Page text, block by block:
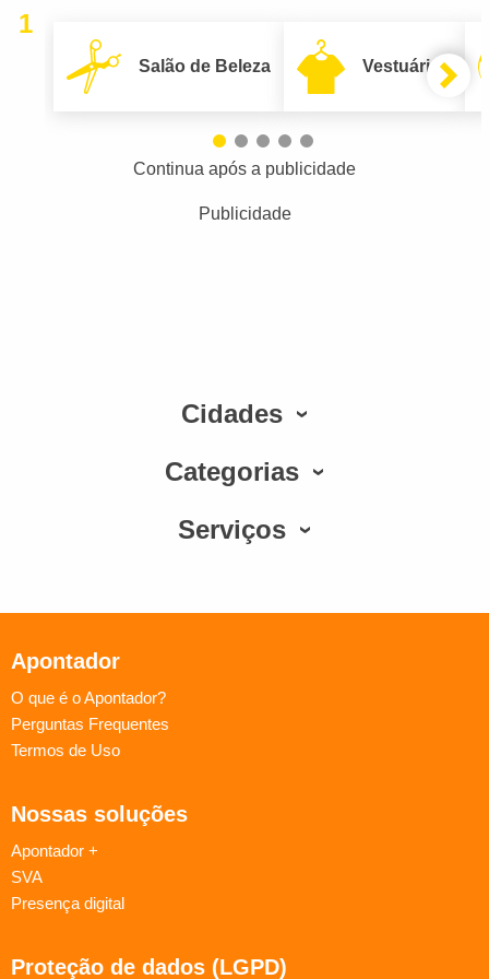
1
Salão de Beleza Vestuário
Continua após a publicidade
Publicidade
Cidades
Categorias
Serviços
Apontador
O que é o Apontador?
Perguntas Frequentes
Termos de Uso
Nossas soluções
Apontador +
SVA
Presença digital
Proteção de dados (LGPD)